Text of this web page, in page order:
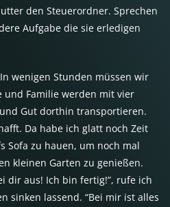
den Steuerordner. Sprechen
Aufgabe die sie erledigen
wenigen Stunden müssen wir
und Familie werden mit vier
Gut dorthin transportieren.
Da habe ich glatt noch Zeit
Sofa zu hauen, um noch mal
kleinen Garten zu genießen.
dir aus! Ich bin fertig!”, rufe ich
sinken lassend. “Bei mir ist alles